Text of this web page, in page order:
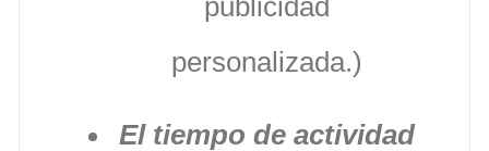
publicidad
personalizada.)
El tiempo de actividad